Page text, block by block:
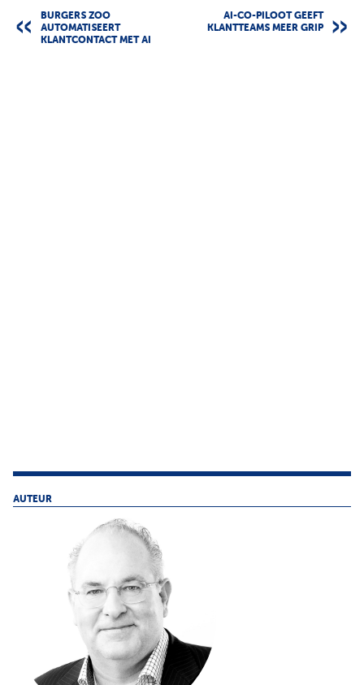
BURGERS ZOO
AUTOMATISEERT
KLANTCONTACT MET AI
AI-CO-PILOOT GEEFT
KLANTTEAMS MEER GRIP
AUTEUR